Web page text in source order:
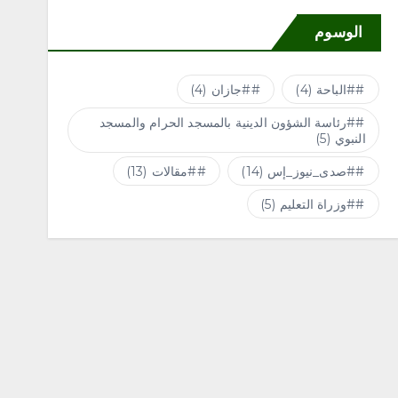
الوسوم
#الباحة (4) #جازان (4)
#رئاسة الشؤون الدينية بالمسجد الحرام والمسجد
النبوي (5)
#صدى_نيوز_إس (14) #مقالات (13)
#وزراة التعليم (5)